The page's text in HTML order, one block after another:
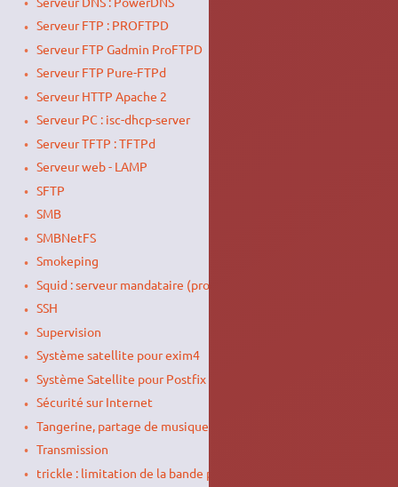
Serveur FTP : PROFTPD
Serveur FTP Gadmin ProFTPD
Serveur FTP Pure-FTPd
Serveur HTTP Apache 2
Serveur PC : isc-dhcp-server
Serveur TFTP : TFTPd
Serveur web - LAMP
SFTP
SMB
SMBNetFS
Smokeping
Squid : serveur mandataire (proxy)
SSH
Supervision
Système satellite pour exim4
Système Satellite pour Postfix
Sécurité sur Internet
Tangerine, partage de musique sur un réseau local
Transmission
trickle : limitation de la bande passante